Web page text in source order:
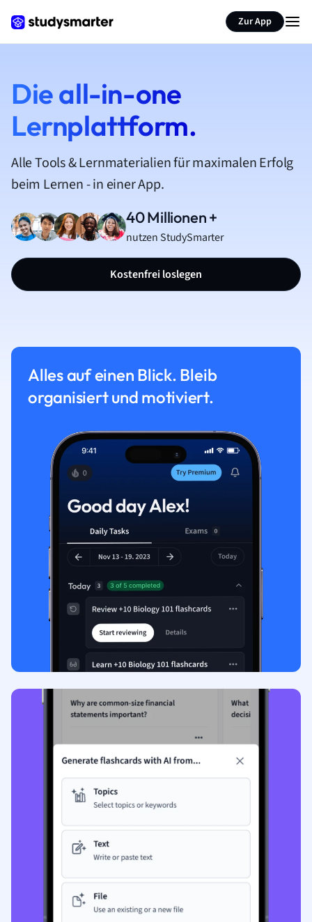
Zur App
Die all-in-one
Lernplattform.
Alle Tools & Lernmaterialien für maximalen Erfolg
beim Lernen - in einer App.
40 Millionen +
nutzen StudySmarter
Kostenfrei loslegen
Alles auf einen Blick. Bleib
organisiert und motiviert.